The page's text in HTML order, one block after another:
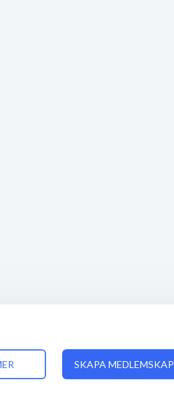
SKAPA MEDLEMSKAP